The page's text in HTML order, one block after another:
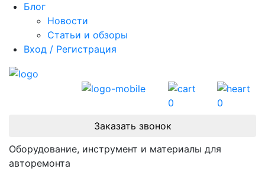
Блог
Новости
Статьи и обзоры
Вход / Регистрация
0
0
Заказать звонок
Оборудование, инструмент и материалы для
авторемонта